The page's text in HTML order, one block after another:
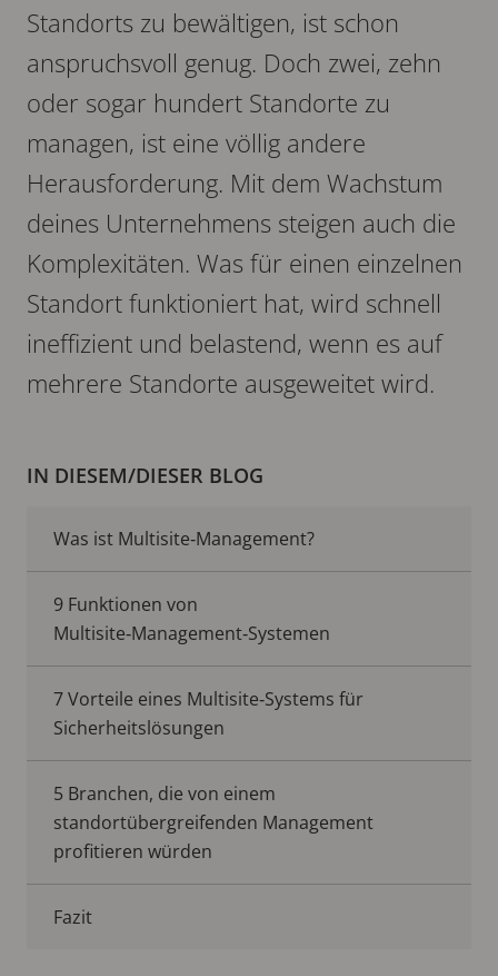
Standorts zu bewältigen, ist schon
anspruchsvoll genug. Doch zwei, zehn
oder sogar hundert Standorte zu
managen, ist eine völlig andere
Herausforderung. Mit dem Wachstum
deines Unternehmens steigen auch die
Komplexitäten. Was für einen einzelnen
Standort funktioniert hat, wird schnell
ineffizient und belastend, wenn es auf
mehrere Standorte ausgeweitet wird.
IN DIESEM/DIESER BLOG
Was ist Multisite‑Management?
9 Funktionen von
Multisite‑Management‑Systemen
7 Vorteile eines Multisite‑Systems für
Sicherheitslösungen
5 Branchen, die von einem
standortübergreifenden Management
profitieren würden
Fazit